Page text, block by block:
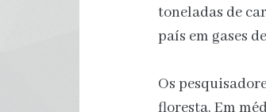
toneladas de
país em gases
Os